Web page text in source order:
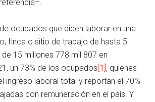
ocupados que dicen laborar en una
finca o sitio de trabajo de hasta 5
15 millones 778 mil 807 en
un 73% de los ocupados [1] , quienes
ingreso laboral total y reportan el 70%
con remuneración en el país. Y